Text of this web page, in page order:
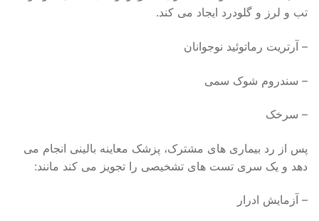
تب و لرز و گلودرد ایجاد می کند.
– آرتریت رماتوئید نوجوانان
– سندروم شوک سمی
– سرخک
پس از رد بیماری های مشترک، پزشک معاینه بالینی انجام می
دهد و یک سری تست های تشخیصی را تجویز می کند مانند:
– آزمایش ادرار